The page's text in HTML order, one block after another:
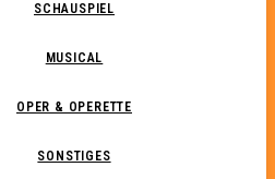
SCHAUSPIEL
MUSICAL
OPER & OPERETTE
SONSTIGES